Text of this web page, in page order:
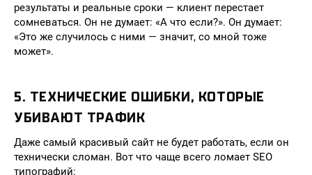
результаты и реальные сроки — клиент перестает
сомневаться. Он не думает: «А что если?». Он думает:
«Это же случилось с ними — значит, со мной тоже
может».
5. ТЕХНИЧЕСКИЕ ОШИБКИ, КОТОРЫЕ
УБИВАЮТ ТРАФИК
Даже самый красивый сайт не будет работать, если он
технически сломан. Вот что чаще всего ломает SEO
типографий: